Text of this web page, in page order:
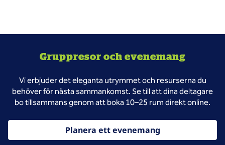
Gruppresor och evenemang
Vi erbjuder det eleganta utrymmet och resurserna du
behöver för nästa sammankomst. Se till att dina deltagare
bo tillsammans genom att boka 10–25 rum direkt online.
Planera ett evenemang